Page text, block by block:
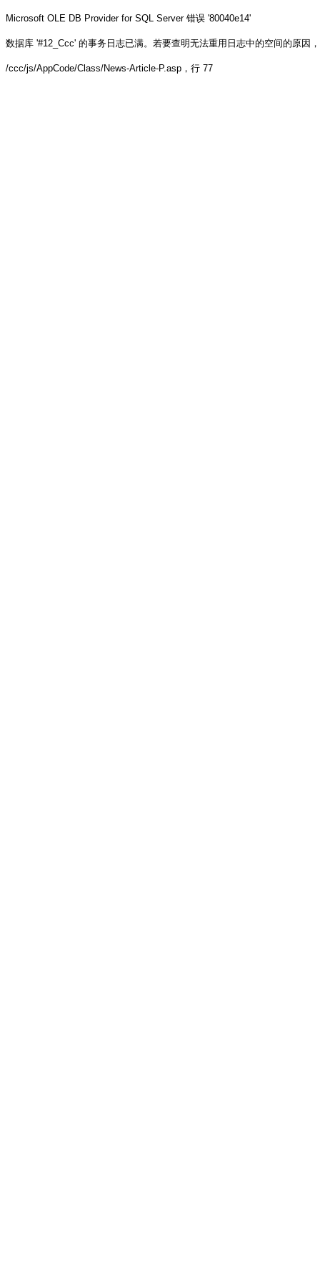
Microsoft OLE DB Provider for SQL Server 错误 '80040e14'
数据库 '#12_Ccc' 的事务日志已满。若要查明无法重用日志中的空间的原因
/ccc/js/AppCode/Class/News-Article-P.asp ，行 77